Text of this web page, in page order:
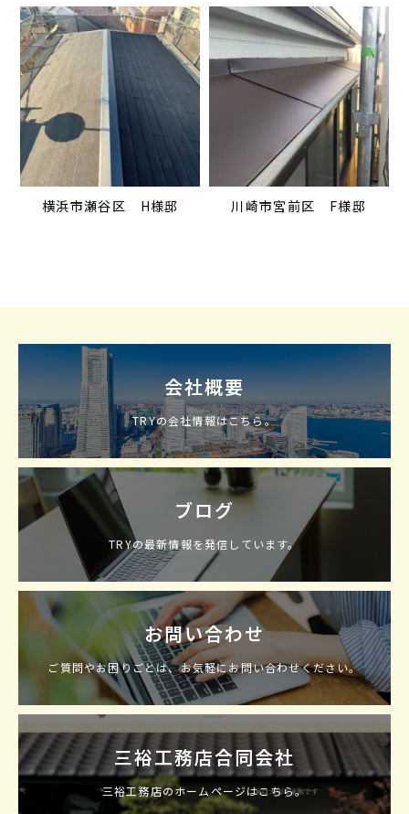
横浜市瀬谷区 H様邸 川崎市宮前区 F様邸
会社概要
TRYの会社情報はこちら。
ブログ
TRYの最新情報を発信しています。
お問い合わせ
ご質問やお困りごとは、お気軽にお問い合わせください。
三裕工務店合同会社
三裕工務店のホームページはこちら。